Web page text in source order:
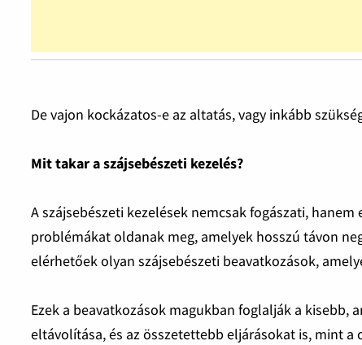
De vajon kockázatos-e az altatás, vagy inkább
Mit takar a szájsebészeti kezelés?
A szájsebészeti kezelések nemcsak fogászati,
problémákat oldanak meg, amelyek hosszú távon
elérhetőek olyan szájsebészeti beavatkozások,
Ezek a beavatkozások magukban foglalják a
eltávolítása, és az összetettebb eljárásokat is, mint